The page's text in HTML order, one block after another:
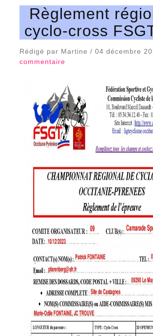
Articles de
Règlement
cyclo-cross
Rédigé par Martine / 04 décembre
commentaire